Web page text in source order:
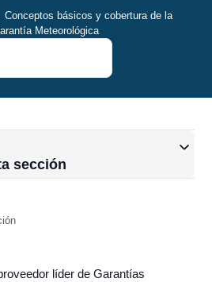
Conceptos básicos y cobertura de la
Meteorológica
sección
líder de Garantías